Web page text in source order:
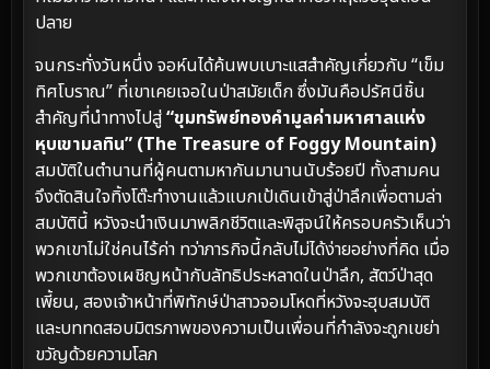
ปลาย
จนกระทั่งวันหนึ่ง จอห์นได้ค้นพบเบาะแสสำคัญเกี่ยวกับ “เข็ม
ทิศโบราณ” ที่เขาเคยเจอในป่าสมัยเด็ก ซึ่งมันคือปรัศนีชิ้น
สำคัญที่นำทางไปสู่“ขุมทรัพย์ทองคำมูลค่ามหาศาลแห่ง
หุบเขามลทิน” (The Treasure of Foggy Mountain)
สมบัติในตำนานที่ผู้คนตามหากันมานานนับร้อยปี ทั้งสามคน
จึงตัดสินใจทิ้งโต๊ะทำงานแล้วแบกเป้เดินเข้าสู่ป่าลึกเพื่อตามล่า
สมบัตินี้ หวังจะนำเงินมาพลิกชีวิตและพิสูจน์ให้ครอบครัวเห็นว่า
พวกเขาไม่ใช่คนไร้ค่า ทว่าภารกิจนี้กลับไม่ได้ง่ายอย่างที่คิด เมื่อ
พวกเขาต้องเผชิญหน้ากับลัทธิประหลาดในป่าลึก, สัตว์ป่าสุด
เพี้ยน, สองเจ้าหน้าที่พิทักษ์ป่าสาวจอมโหดที่หวังจะฮุบสมบัติ
และบททดสอบมิตรภาพของความเป็นเพื่อนที่กำลังจะถูกเขย่า
ขวัญด้วยความโลภ